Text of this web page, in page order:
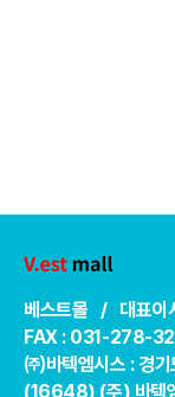
베스트몰 / 대표이
FAX : 031-278-
㈜바텍엠시스 : 경
(16648) (주) 바텍